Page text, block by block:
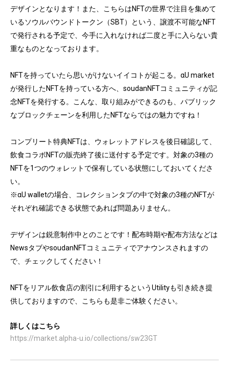
デザインとなります！また、こちらはNFTの世界で注目を集めて
いるソウルバウンドトークン（SBT）という、譲渡不可能なNFT
で発行される予定で、今手に入れなければ二度と手に入らない貴
重なものとなっております。
NFTを持っていたら思いがけないイイコトが起こる。αU market
が発行したNFTを持っている方へ、soudanNFTコミュニティが記
念NFTを発行する。こんな、取り組みができるのも、パブリック
なブロックチェーンを利用したNFTならではの魅力ですね！
コンプリート特典NFTは、ウォレットアドレスを後日確認して、
飲食コラボNFTの販売終了後に送付する予定です。対象の3種の
NFTを1つのウォレットで保有している状態にしておいてくださ
い。
※αU walletの場合、コレクションタブの中で対象の3種のNFTが
それぞれ確認できる状態であれば問題ありません。
デザインは鋭意制作中とのことです！配布時期や配布方法などは
NewsタブやsoudanNFTコミュニティでアナウンスされますの
で、チェックしてください！
NFTをリアル飲食店の割引に利用するというUtilityも引き続き提
供しておりますので、こちらも是非ご体験ください。
詳しくはこちら
https://market.alpha-u.io/collections/sw23GT